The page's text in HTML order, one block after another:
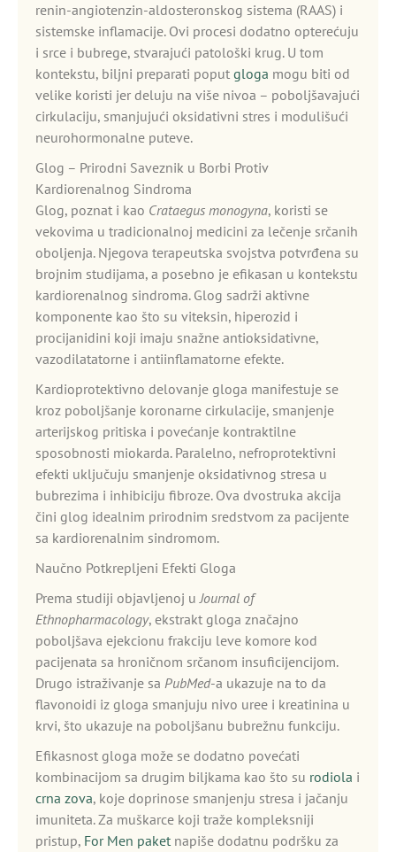
renin-angiotenzin-aldosteronskog sistema (RAAS) i
sistemske inflamacije. Ovi procesi dodatno opterećuju
i srce i bubrege, stvarajući patološki krug. U tom
kontekstu, biljni preparati poput gloga mogu biti od
velike koristi jer deluju na više nivoa – poboljšavajući
cirkulaciju, smanjujući oksidativni stres i modulišući
neurohormonalne puteve.
Glog – Prirodni Saveznik u Borbi Protiv
Kardiorenalnog Sindroma
Glog, poznat i kao Crataegus monogyna, koristi se
vekovima u tradicionalnoj medicini za lečenje srčanih
oboljenja. Njegova terapeutska svojstva potvrđena su
brojnim studijama, a posebno je efikasan u kontekstu
kardiorenalnog sindroma. Glog sadrži aktivne
komponente kao što su viteksin, hiperozid i
procijanidini koji imaju snažne antioksidativne,
vazodilatatorne i antiinflamatorne efekte.
Kardioprotektivno delovanje gloga manifestuje se
kroz poboljšanje koronarne cirkulacije, smanjenje
arterijskog pritiska i povećanje kontraktilne
sposobnosti miokarda. Paralelno, nefroprotektivni
efekti uključuju smanjenje oksidativnog stresa u
bubrezima i inhibiciju fibroze. Ova dvostruka akcija
čini glog idealnim prirodnim sredstvom za pacijente
sa kardiorenalnim sindromom.
Naučno Potkrepljeni Efekti Gloga
Prema studiji objavljenoj uJournal of
Ethnopharmacology, ekstrakt gloga značajno
poboljšava ejekcionu frakciju leve komore kod
pacijenata sa hroničnom srčanom insuficijencijom.
Drugo istraživanje sa PubMed-a ukazuje na to da
flavonoidi iz gloga smanjuju nivo uree i kreatinina u
krvi, što ukazuje na poboljšanu bubrežnu funkciju.
Efikasnost gloga može se dodatno povećati
kombinacijom sa drugim biljkama kao što su rodiola i
crna zova, koje doprinose smanjenju stresa i jačanju
imuniteta. Za muškarce koji traže kompleksniji
pristup, For Men paket napiše dodatnu podršku za